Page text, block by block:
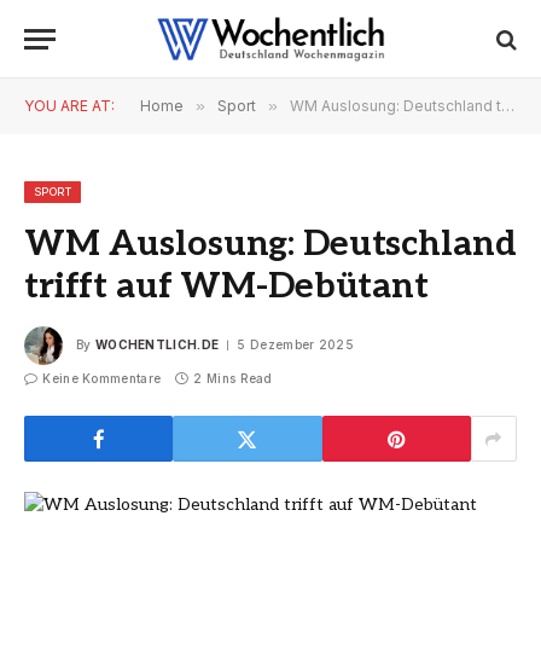
YOU ARE AT: Home » Sport » WM Auslosung: Deutschland trifft auf WM-Debütant
SPORT
WM Auslosung: Deutschland
trifft auf WM-Debütant
By WOCHENTLICH.DE 5 Dezember 2025
Keine Kommentare 2 Mins Read